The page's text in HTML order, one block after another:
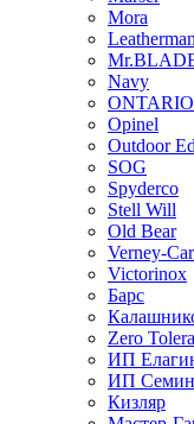
Mora
Leatherman
Navy
ONTARIO
Opinel
Outdoor
SOG
Spyderco
Stell Will
Old Bear
Verney-
Victorinox
Барс
Zero
ИП
ИП
Кизляр